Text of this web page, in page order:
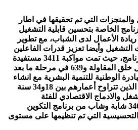
التي تم تحقيقها في اطار
الخاصة بتحسين قابلية التشغيل
الأعمال لدى الشباب، مع تطوير
التشغيل وأيضا تعزيز قدرات الفاعلين
المؤسساتيين في اطار البرنامج، حيث تمت مواكبة 3411 مستفيدة
ومستفيد في مرحلة ما قبل خلق المقاولة و639 في مرحلة ما بعد
الوطنية للتنمية البشرية مع انشاء
580 مقاولة لفائدة الشباب الذين تتراوح أعمارهم بين 18و34 سنة
والادماج الاقتصادي للفئة
المستهدفة، مع استفادة 3405 شابة وشاب من برنامج التكوين
القافلة التحسيسية التي تم تنظيمها على مستوى